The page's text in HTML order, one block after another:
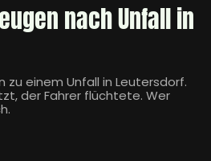
nach Unfall in
zu einem Unfall in Leutersdorf.
der Fahrer flüchtete. Wer